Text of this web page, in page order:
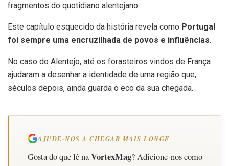
fragmentos do quotidiano alentejano.
Este capítulo esquecido da história revela como Portugal
foi sempre uma encruzilhada de povos e influências.
No caso do Alentejo, até os forasteiros vindos de França
ajudaram a desenhar a identidade de uma região que,
séculos depois, ainda guarda o eco da sua chegada.
AJUDE-NOS A CHEGAR MAIS LONGE
Gosta do que lê naVortexMag? Adicione-nos como